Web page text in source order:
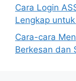
Cara Login
Lengkap
Cara-cara
Berkesan dan